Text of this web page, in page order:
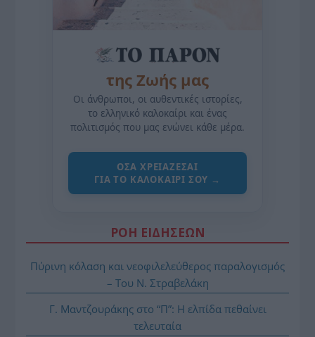
της Ζωής μας
Οι άνθρωποι, οι αυθεντικές ιστορίες,
το ελληνικό καλοκαίρι και ένας
πολιτισμός που μας ενώνει κάθε μέρα.
ΌΣΑ ΧΡΕΙΆΖΕΣΑΙ
ΓΙΑ ΤΟ ΚΑΛΟΚΑΊΡΙ ΣΟΥ →
ΡΟΗ ΕΙΔΗΣΕΩΝ
Πύρινη κόλαση και νεοφιλελεύθερος παραλογισμός
– Του Ν. Στραβελάκη
Γ. Μαντζουράκης στο “Π”: Η ελπίδα πεθαίνει
τελευταία